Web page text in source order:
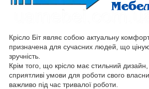
Крісло Біт являє собою актуальну
призначена для сучасних людей, що
зручність.
Крім того, що крісло має стильний
сприятливі умови для роботи свого
важливо під час тривалої роботи.